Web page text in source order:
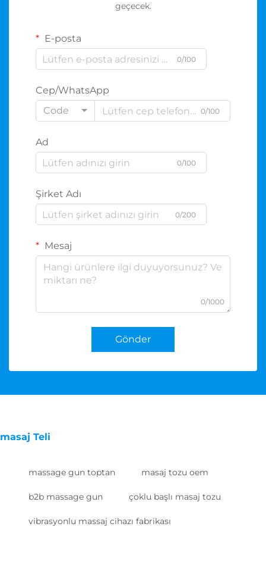
geçecek.
E-posta
0/100
Cep/WhatsApp
Code
0/100
Ad
0/100
Şirket Adı
0/200
Mesaj
0/1000
Gönder
masaj Teli
massage gun toptan masaj tozu oem
b2b massage gun çoklu başlı masaj tozu
vibrasyonlu massaj cihazı fabrikası